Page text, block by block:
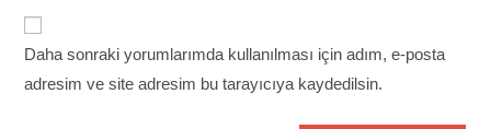
URL
(optional)
Daha sonraki yorumlarımda kullanılması için adım, e-posta
adresim ve site adresim bu tarayıcıya kaydedilsin.